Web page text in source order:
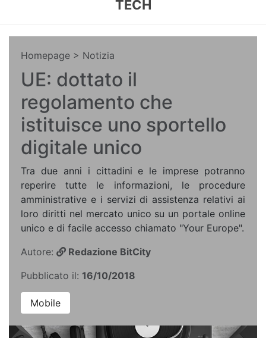
TECH
Homepage > Notizia
UE: dottato il
regolamento che
istituisce uno sportello
digitale unico
Tra due anni i cittadini e le imprese potranno
reperire tutte le informazioni, le procedure
amministrative e i servizi di assistenza relativi ai
loro diritti nel mercato unico su un portale online
unico e di facile accesso chiamato "Your Europe".
Autore:
Redazione BitCity
Pubblicato il: 16/10/2018
Mobile